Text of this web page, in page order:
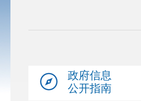
政府信息
公开指南